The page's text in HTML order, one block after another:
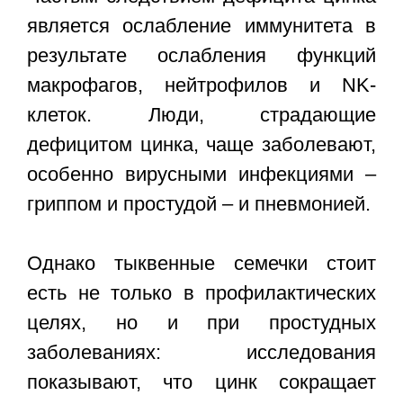
является ослабление иммунитета в
результате ослабления функций
макрофагов, нейтрофилов и NK-
клеток. Люди, страдающие
дефицитом цинка, чаще заболевают,
особенно вирусными инфекциями –
гриппом и простудой – и пневмонией.
Однако тыквенные семечки стоит
есть не только в профилактических
целях, но и при простудных
заболеваниях: исследования
показывают, что цинк сокращает